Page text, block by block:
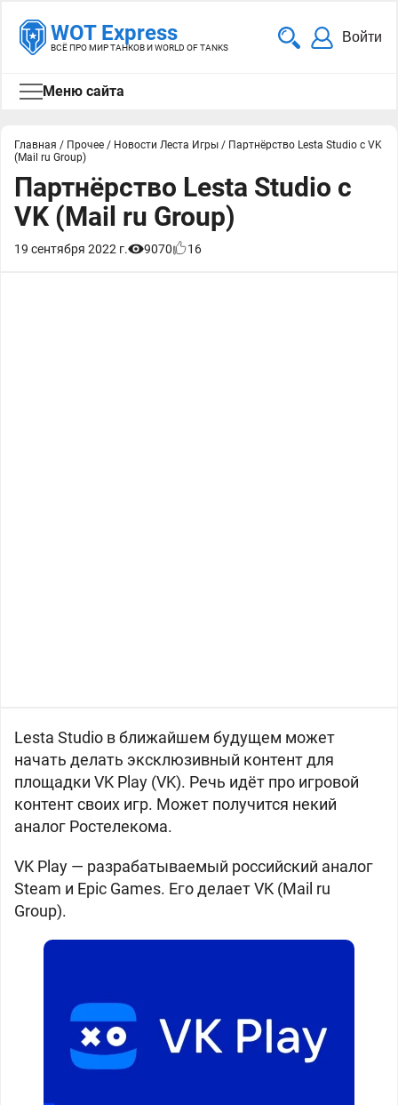
WOT Express
ВСЁ ПРО МИР ТАНКОВ И WORLD OF TANKS
Войти
Меню сайта
Главная / Прочее / Новости Леста Игры / Партнёрство Lesta Studio с VK
(Mail ru Group)
Партнёрство Lesta Studio с
VK (Mail ru Group)
19 сентября 2022 г. 9070 16
Lesta Studio в ближайшем будущем может
начать делать эксклюзивный контент для
площадки VK Play (VK). Речь идёт про игровой
контент своих игр. Может получится некий
аналог Ростелекома.
VK Play — разрабатываемый российский аналог
Steam и Epic Games. Его делает VK (Mail ru
Group).